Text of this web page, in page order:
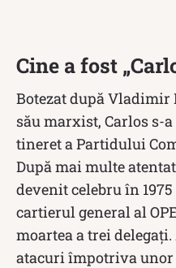
Cine a fost
Botezat după
său marxist, Carlos s-
tineret a Partidului
După mai multe
devenit celebru în
cartierul general al
moartea a trei
atacuri împotriva unor